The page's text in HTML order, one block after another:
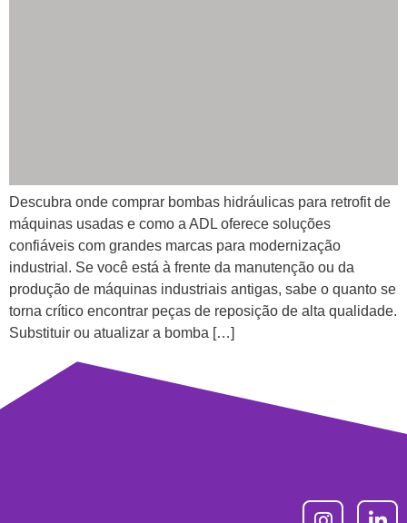
Descubra onde comprar bombas hidráulicas para retrofit de
máquinas usadas e como a ADL oferece soluções
confiáveis com grandes marcas para modernização
industrial. Se você está à frente da manutenção ou da
produção de máquinas industriais antigas, sabe o quanto se
torna crítico encontrar peças de reposição de alta qualidade.
Substituir ou atualizar a bomba […]